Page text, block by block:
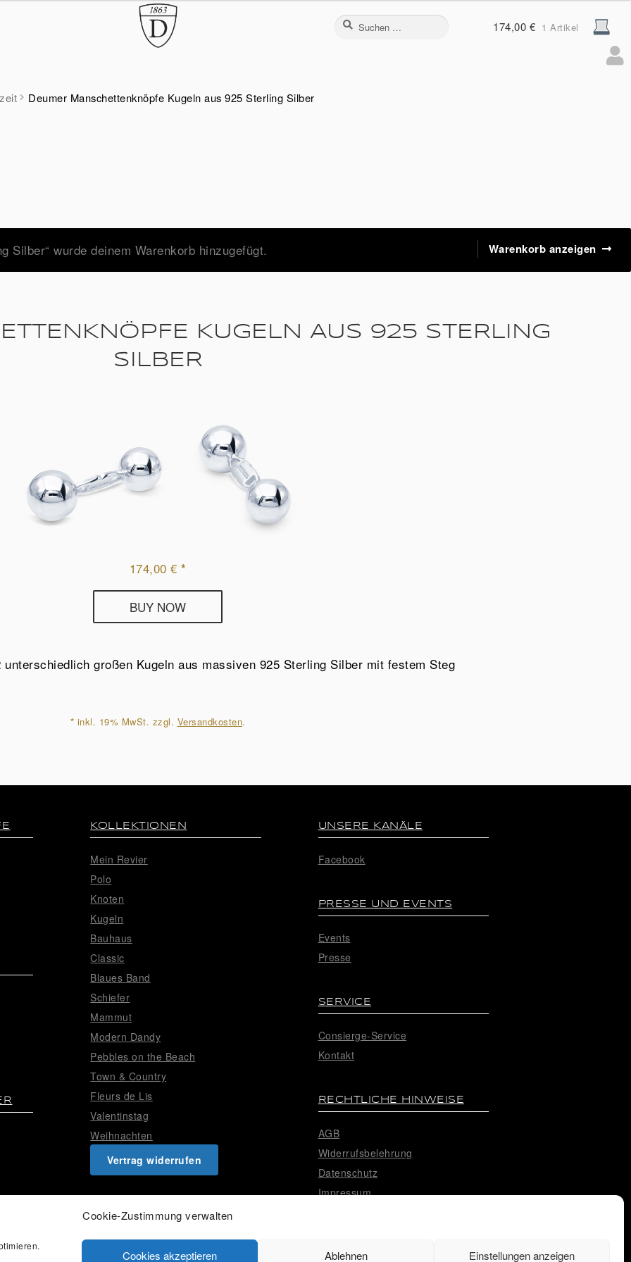
Cookie-Zustimmung verwalten
Cookies akzeptieren Ablehnen Einstellungen anzeigen
Suchen
174,00 € 1 Artikel
Deumer Manschettenknöpfe Kugeln aus 925 Sterling Silber
Warenkorb anzeigen
Silber“ wurde deinem Warenkorb hinzugefügt.
KUGELN AUS 925 STERLING
SILBER
174,00 € *
BUY NOW
großen Kugeln aus massiven 925 Sterling Silber mit festem Steg
* inkl. 19% MwSt. zzgl. Versandkosten.
KOLLEKTIONEN
Mein Revier
Polo
Knoten
Kugeln
Bauhaus
Classic
Blaues Band
Schiefer
Mammut
Modern Dandy
Pebbles on the Beach
Town & Country
Fleurs de Lis
Valentinstag
Weihnachten
Vertrag widerrufen
UNSERE KANÄLE
Facebook
PRESSE UND EVENTS
Events
Presse
SERVICE
Consierge-Service
Kontakt
RECHTLICHE HINWEISE
AGB
Widerrufsbelehrung
Datenschutz
Impressum